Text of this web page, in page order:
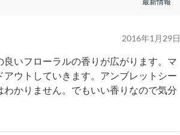
2016年1月29日
いフローラルの香りが広がります。マ
ウトしていきます。アンブレットシー
かりません。でもいい香りなので気分